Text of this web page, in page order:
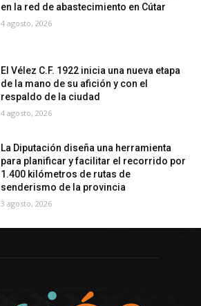
en la red de abastecimiento en Cútar
4 agosto, 2026
El Vélez C.F. 1922 inicia una nueva etapa
de la mano de su afición y con el
respaldo de la ciudad
4 agosto, 2026
La Diputación diseña una herramienta
para planificar y facilitar el recorrido por
1.400 kilómetros de rutas de
senderismo de la provincia
3 agosto, 2026